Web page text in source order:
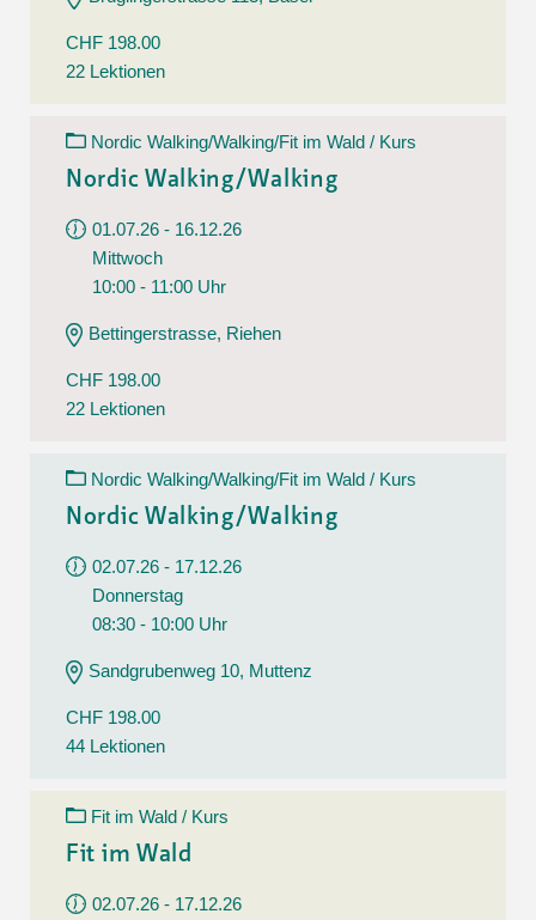
CHF 198.00
22 Lektionen
Nordic Walking/Walking/Fit im Wald / Kurs
Nordic Walking/Walking
01.07.26 - 16.12.26
Mittwoch
10:00 - 11:00 Uhr
Bettingerstrasse, Riehen
CHF 198.00
22 Lektionen
Nordic Walking/Walking/Fit im Wald / Kurs
Nordic Walking/Walking
02.07.26 - 17.12.26
Donnerstag
08:30 - 10:00 Uhr
Sandgrubenweg 10, Muttenz
CHF 198.00
44 Lektionen
Fit im Wald / Kurs
Fit im Wald
02.07.26 - 17.12.26